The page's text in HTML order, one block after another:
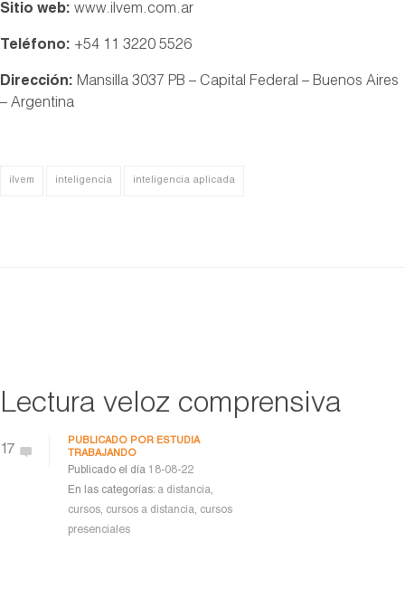
Sitio web: www.ilvem.com.ar
Teléfono: +54 11 3220 5526
Dirección: Mansilla 3037 PB – Capital Federal – Buenos Aires
– Argentina
ilvem inteligencia inteligencia aplicada
Lectura veloz comprensiva
17
PUBLICADO POR ESTUDIA
TRABAJANDO
Publicado el día 18-08-22
En las categorías: a distancia,
cursos, cursos a distancia, cursos
presenciales